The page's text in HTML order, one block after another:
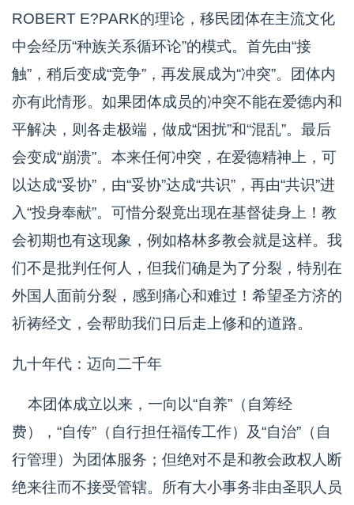
ROBERT E?PARK的理论，移民团体在主流文化
中会经历“种族关系循环论”的模式。首先由“接
触”，稍后变成“竞争”，再发展成为“冲突”。团体内
亦有此情形。如果团体成员的冲突不能在爱德内和
平解决，则各走极端，做成“困扰”和“混乱”。最后
会变成“崩溃”。本来任何冲突，在爱德精神上，可
以达成“妥协”，由“妥协”达成“共识”，再由“共识”进
入“投身奉献”。可惜分裂竟出现在基督徒身上！教
会初期也有这现象，例如格林多教会就是这样。我
们不是批判任何人，但我们确是为了分裂，特别在
外国人面前分裂，感到痛心和难过！希望圣方济的
祈祷经文，会帮助我们日后走上修和的道路。
九十年代：迈向二千年
本团体成立以来，一向以“自养”（自筹经
费），“自传”（自行担任福传工作）及“自治”（自
行管理）为团体服务；但绝对不是和教会政权人断
绝来往而不接受管辖。所有大小事务非由圣职人员